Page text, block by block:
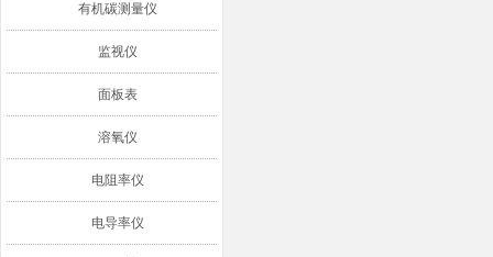
有机碳测量仪
监视仪
面板表
溶氧仪
电阻率仪
电导率仪